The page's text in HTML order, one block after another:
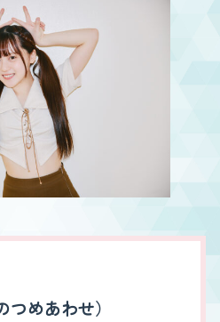
めあわせ）